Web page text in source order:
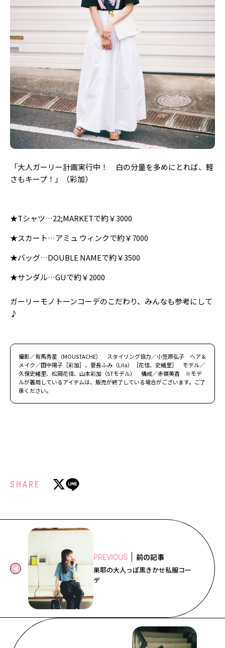
「大人ガーリー計画実行中！ 白の分量を多めにとれば、軽
さもキープ！」（彩加）
★Tシャツ…22;MARKETで約￥3000
★スカート…アミュ ウィンクで約￥7000
★バッグ…DOUBLE NAMEで約￥3500
★サンダル…GUで約￥2000
ガーリーモノトーンコーデのこだわり、みんなも参考にして
♪
撮影／有馬秀星（MOUSTACHE） スタイリング協力／小笠原弘子 ヘア＆
メイク／田中陽子［彩加］、菅長ふみ（Lila）［花佳、史緒里］ モデル／
久保史緒里、松岡花佳、山本彩加（STモデル） 構成／赤嶺美香 ※モデ
ルが着用しているアイテムは、販売が終了している場合がございます。ご了
承ください。
SHARE
PREVIOUS 前の記事
果耶の大人っぽ黒きかせ私服コー
デ